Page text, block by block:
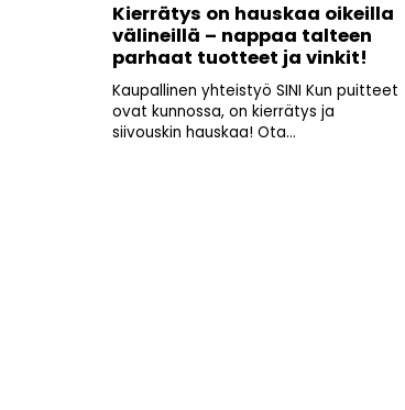
Kierrätys on hauskaa oikeilla
välineillä – nappaa talteen
parhaat tuotteet ja vinkit!
Kaupallinen yhteistyö SINI Kun puitteet
ovat kunnossa, on kierrätys ja
siivouskin hauskaa! Ota...